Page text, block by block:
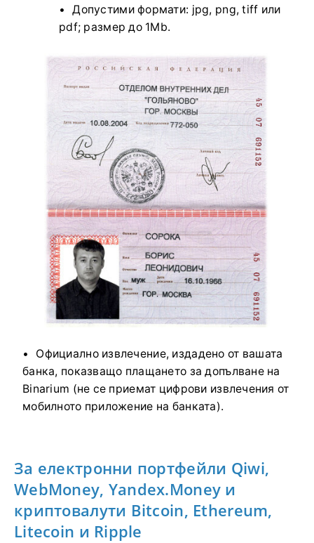
Допустими формати: jpg, png, tiff или
pdf; размер до 1Mb.
Официално извлечение, издадено от вашата
банка, показващо плащането за допълване на
Binarium (не се приемат цифрови извлечения от
мобилното приложение на банката).
За електронни портфейли Qiwi,
WebMoney, Yandex.Money и
криптовалути Bitcoin, Ethereum,
Litecoin и Ripple